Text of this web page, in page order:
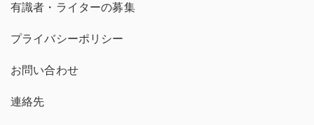
有識者・ライターの募集
プライバシーポリシー
お問い合わせ
連絡先